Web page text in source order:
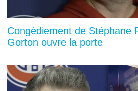
Congédiement de Stéphane
Gorton ouvre la porte